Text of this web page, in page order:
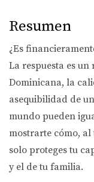
Resumen
¿Es
La respuesta es
Dominicana, la
asequibilidad de
mundo pueden
mostrarte cómo,
solo proteges tu
y el de tu familia.